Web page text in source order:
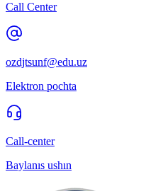
Call Center
ozdjtsunf@edu.uz
Elektron pochta
Call-center
Baylanıs ushın